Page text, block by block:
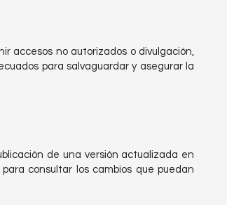
accesos no autorizados o divulgación,
para salvaguardar y asegurar la
de una versión actualizada en
consultar los cambios que puedan